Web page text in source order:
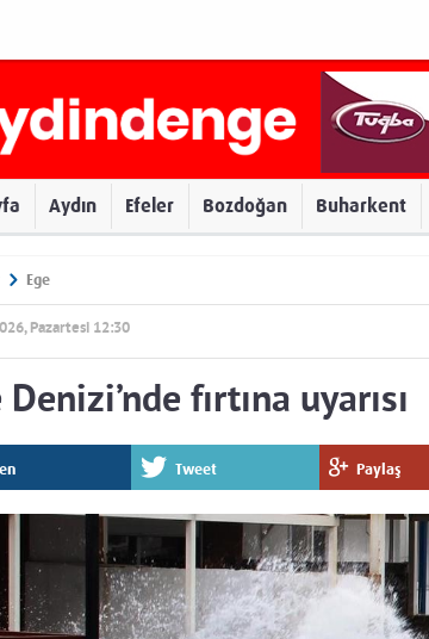
Aydın Efeler Bozdoğan Buharkent
Ege
Pazartesi 12:30
Denizi’nde fırtına uyarısı
Tweet Paylaş